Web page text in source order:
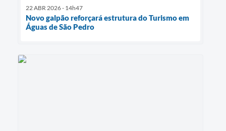
22 ABR 2026 - 14h47
Novo galpão reforçará estrutura do Turismo em
Águas de São Pedro